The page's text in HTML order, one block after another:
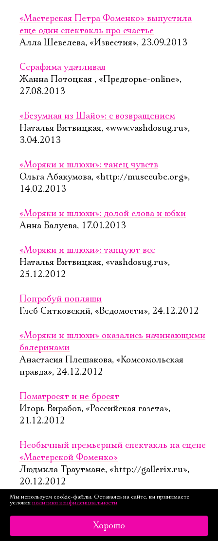
«Мастерская Петра Фоменко» выпустила
еще один спектакль про счастье
Алла Шевелева, «Известия», 23.09.2013
Серафима удачливая
Жанна Потоцкая , «Предгорье-online»,
27.08.2013
«Безумная из Шайо»: с возвращением
Наталья Витвицкая, «www.vashdosug.ru»,
3.04.2013
«Моряки и шлюхи»: танец чувств
Ольга Абакумова, «http://musecube.org»,
14.02.2013
«Моряки и шлюхи»: долой слова и юбки
Анна Балуева, 17.01.2013
«Моряки и шлюхи»: танцуют все
Наталья Витвицкая, «vashdosug.ru»,
25.12.2012
Попробуй попляши
Глеб Ситковский, «Ведомости», 24.12.2012
«Моряки и шлюхи» оказались начинающими
балеринами
Анастасия Плешакова, «Комсомольская
правда», 24.12.2012
Поматросят и не бросят
Игорь Вирабов, «Российская газета»,
21.12.2012
Необычный премьерный спектакль на сцене
«Мастерской Фоменко»
Людмила Траутмане, «http://gallerix.ru»,
20.12.2012
Танцплощадка народов мира
Николай Берман, «Газета.ru», 20.12.2012
Мы используем cookie-файлы. Оставаясь на сайте, вы принимаете
условия политики конфиденциальности.
Хорошо